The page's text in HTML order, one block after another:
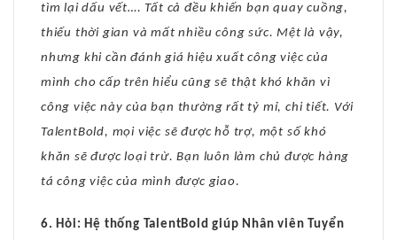
tìm lại dấu vết…. Tất cả đều khiến bạn quay cuồng,
thiếu thời gian và mất nhiều công sức. Mệt là vậy,
nhưng khi cần đánh giá hiệu xuất công việc của
mình cho cấp trên hiểu cũng sẽ thật khó khăn vì
công việc này của bạn thường rất tỷ mỉ, chi tiết. Với
TalentBold, mọi việc sẽ được hỗ trợ, một số khó
khăn sẽ được loại trừ. Bạn luôn làm chủ được hàng
tá công việc của mình được giao.
6. Hỏi: Hệ thống TalentBold giúp Nhân viên Tuyển